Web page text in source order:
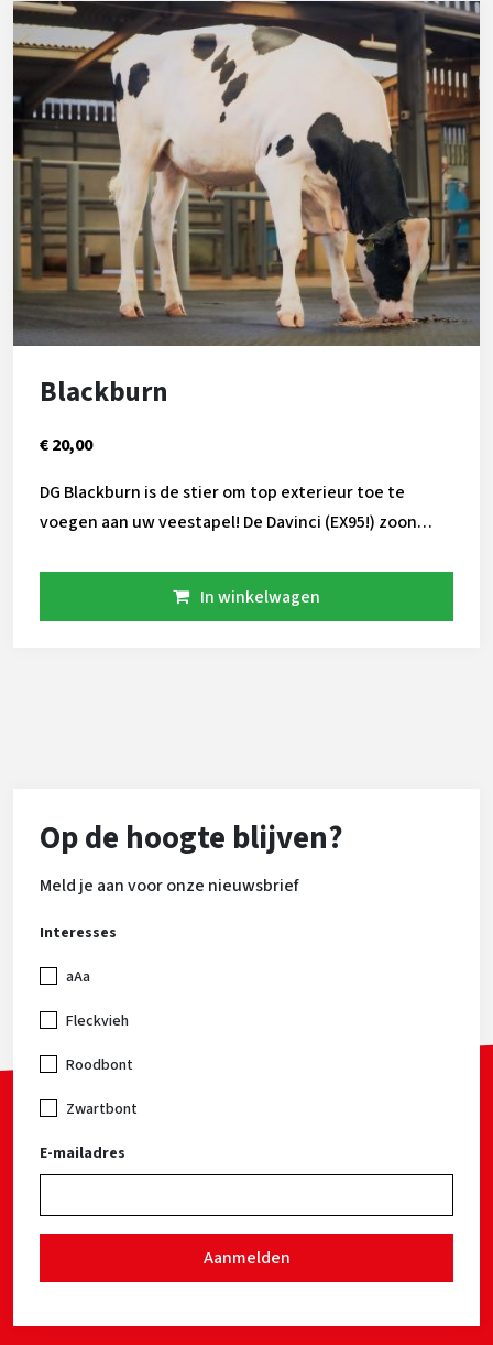
zal hij ook in de toekomst niet
teleurstellen. Verderop in de pedigree zien we
excellente dochters van Redman en Outside.
Blackburn
€ 20,00
DG Blackburn is de stier om top exterieur toe te
voegen aan uw veestapel! De Davinci (EX95!) zoon
koeien en stieren. Met Davinci als vader zit er wat
In winkelwagen
Op de hoogte blijven?
Meld je aan voor onze nieuwsbrief
Interesses
aAa
Fleckvieh
Roodbont
Zwartbont
E-mailadres
Aanmelden